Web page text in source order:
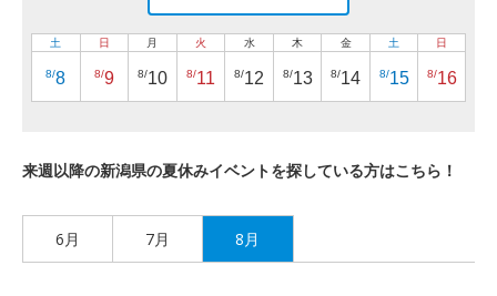
土
8/8
日
8/9
月
8/10
火
8/11
水
8/12
木
8/13
金
8/14
土
8/15
日
8/16
来週以降の新潟県の夏休みイベントを探している方はこちら！
6月 7月 8月